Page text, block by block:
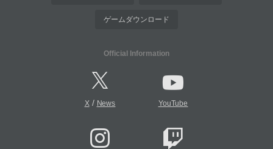
ゲームダウンロード
Official Information
X/ News YouTube